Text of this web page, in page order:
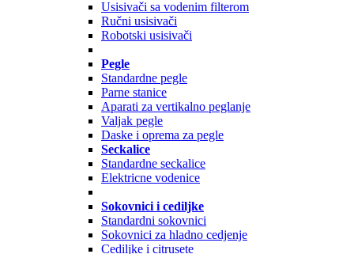
Usisivači sa vodenim filterom
Ručni usisivači
Robotski usisivači
Pegle
Standardne pegle
Parne stanice
Aparati za vertikalno peglanje
Valjak pegle
Daske i oprema za pegle
Seckalice
Standardne seckalice
Elektricne vodenice
Sokovnici i cediljke
Standardni sokovnici
Sokovnici za hladno cedjenje
Cediljke i citrusete